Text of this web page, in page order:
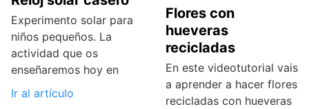
Experimento solar para
niños pequeños. La
actividad que os
enseñaremos hoy en
Ir al artículo
Flores con
hueveras
recicladas
En este videotutorial vais
a aprender a hacer flores
recicladas con hueveras